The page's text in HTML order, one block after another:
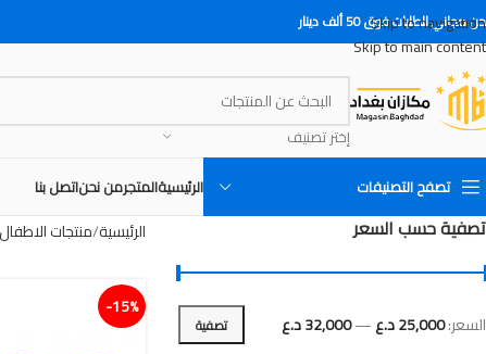
Skip to navigation
Skip to main content
للطلبات فوق 50 ألف دينار
إختر تصنيف
تصفح التصنيفات الرئيسيةالمتجرمن نحناتصل بنا
تصفية حسب السعر
تصفية السعر:25,000 د.ع —32,000 د.ع
الرئيسية منتجات الاطفال
15%-